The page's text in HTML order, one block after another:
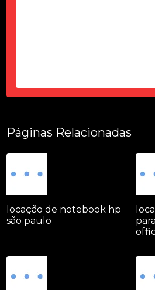
Páginas Relacionadas
locação de notebook hp
são paulo